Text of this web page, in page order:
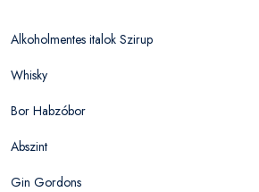
Alkoholmentes italok Szirup
Whisky
Bor Habzóbor
Abszint
Gin Gordons